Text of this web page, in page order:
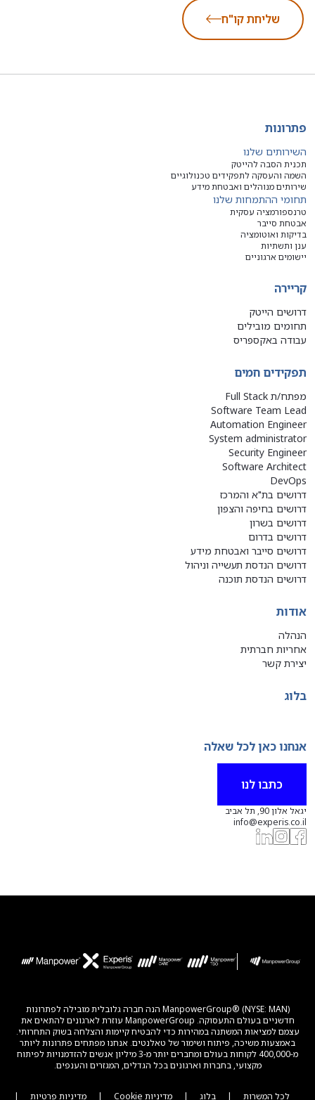
שליחת קו"ח
פתרונות
השירותים שלנו
תכנית הסבה להייטק
השמה והעסקה לתפקידים טכנולוגיים
שירותים מנוהלים ואבטחת מידע
תחומי ההתמחות שלנו
טרנספורמציה עסקית
אבטחת סייבר
בדיקות ואוטומציה
ענן ותשתיות
יישומים ארגוניים
קריירה
דרושים הייטק
תחומים מובילים
עבודה באקספריס
תפקידים חמים
מפתח/ת Full Stack
Software Team Lead
Automation Engineer
System administrator
Security Engineer
Software Architect
DevOps
דרושים בת"א והמרכז
דרושים בחיפה והצפון
דרושים בשרון
דרושים בדרום
דרושים סייבר ואבטחת מידע
דרושים הנדסת תעשייה וניהול
דרושים הנדסת תוכנה
אודות
הנהלה
אחריות חברתית
יצירת קשר
בלוג
אנחנו כאן לכל שאלה
כתבו לנו
יגאל אלון 90, תל אביב
info@experis.co.il
ManpowerGroup® (NYSE: MAN) הנה חברה גלובלית מובילה לפתרונות
חדשניים בעולם התעסוקה. ManpowerGroup עוזרת לארגונים להתאים את
עצמם למציאות המשתנה במהירות כדי להבטיח קיימות והצלחה בשוק התחרותי.
באמצעות משיכה, פיתוח ושימור של טאלנטים. אנחנו מפתחים פתרונות ליותר
מ-400,000 לקוחות בעולם ומחברים יותר מ-3 מיליון אנשים להזדמנויות לפיתוח
מקצועי, בחברות וארגונים בכל הגדלים, המגזרים והענפים.
לכל המשרות | בלוג | מדיניות Cookie | מדיניות פרטיות |